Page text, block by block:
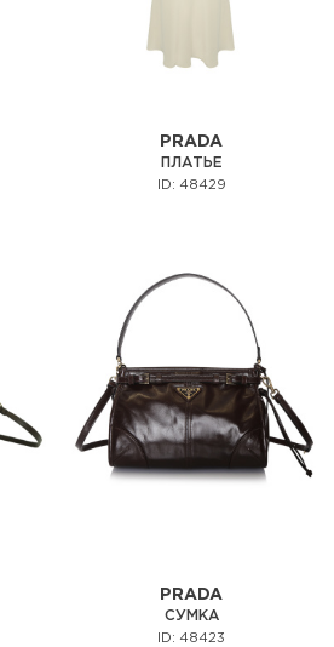
PRADA
ПЛАТЬЕ
ID: 48429
PRADA
СУМКА
ID: 48423